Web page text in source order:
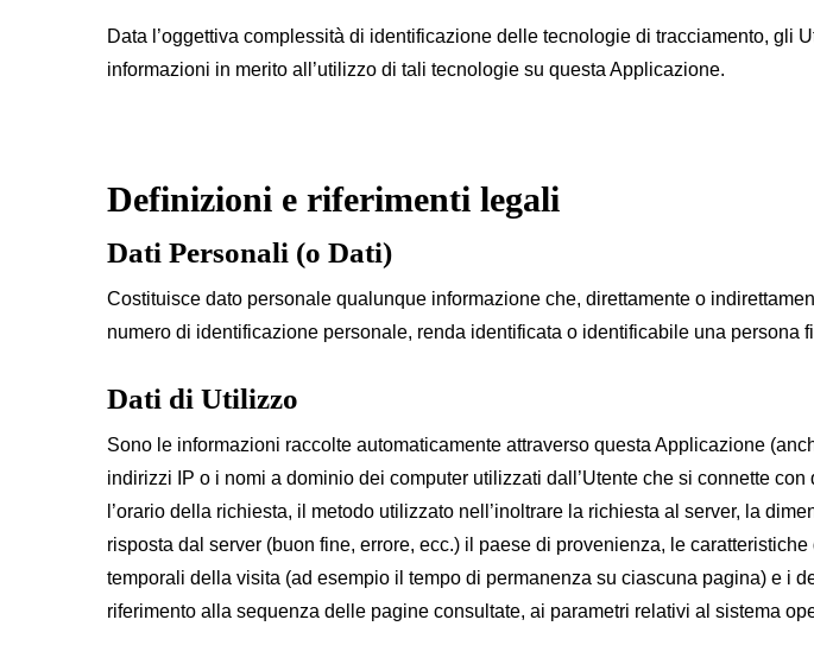
Data l’oggettiva complessità di identificazione delle tecnologie di tracciamento, gli
informazioni in merito all’utilizzo di tali tecnologie su questa Applicazione.
Definizioni e riferimenti legali
Dati Personali (o Dati)
Costituisce dato personale qualunque informazione che, direttamente o
numero di identificazione personale, renda identificata o identificabile una persona
Dati di Utilizzo
Sono le informazioni raccolte automaticamente attraverso questa Applicazione
indirizzi IP o i nomi a dominio dei computer utilizzati dall’Utente che si connette
l’orario della richiesta, il metodo utilizzato nell’inoltrare la richiesta al server, la
risposta dal server (buon fine, errore, ecc.) il paese di provenienza, le
temporali della visita (ad esempio il tempo di permanenza su ciascuna pagina) e i
riferimento alla sequenza delle pagine consultate, ai parametri relativi al sistema